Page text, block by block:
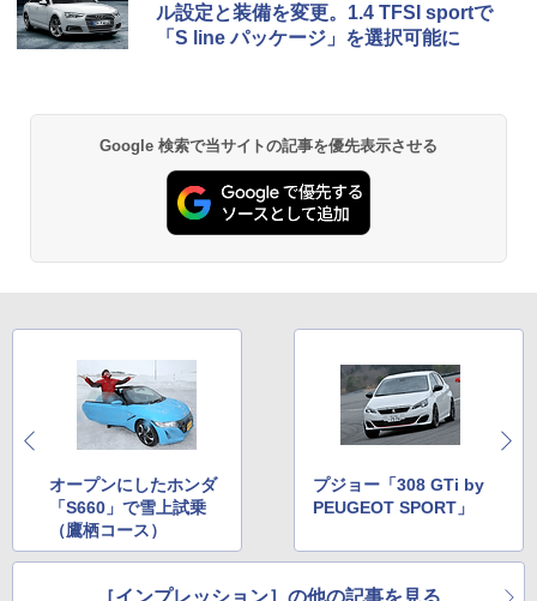
ル設定と装備を変更。1.4 TFSI sportで
「S line パッケージ」を選択可能に
Google 検索で当サイトの記事を優先表示させる
オープンにしたホンダ
「S660」で雪上試乗
（鷹栖コース）
プジョー「308 GTi by
PEUGEOT SPORT」
［インプレッション］の他の記事を見る